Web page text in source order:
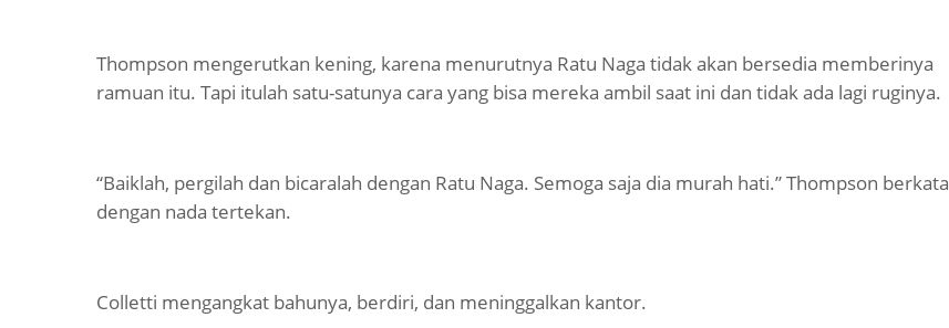
Thompson mengerutkan kening, karena menurutnya Ratu Naga tidak akan bersedia memberinya
ramuan itu. Tapi itulah satu-satunya cara yang bisa mereka ambil saat ini dan tidak ada lagi ruginya.
“Baiklah, pergilah dan bicaralah dengan Ratu Naga. Semoga saja dia murah hati.” Thompson berkata
dengan nada tertekan.
Colletti mengangkat bahunya, berdiri, dan meninggalkan kantor.